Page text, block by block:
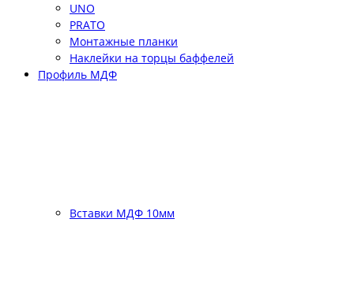
UNO
PRATO
Монтажные планки
Наклейки на торцы баффелей
Профиль МДФ
Вставки МДФ 10мм